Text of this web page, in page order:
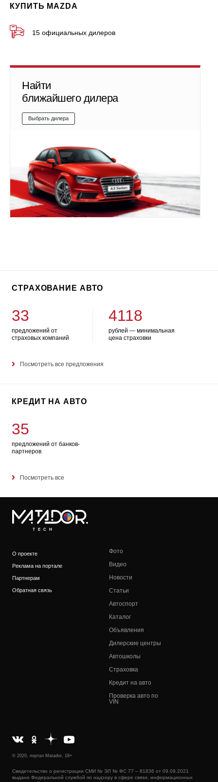
КУПИТЬ MAZDA
15 официальных дилеров
Найти
ближайшего дилера
Выбрать дилера
СТРАХОВАНИЕ АВТО
33
предложений от
страховых компаний
4118
рублей — минимальная
цена страховки
Посмотреть все предложения
КРЕДИТ НА АВТО
35
предложений от банков-
партнеров
Посмотреть все
TECH
О проекте
Реклама на портале
Партнерам
Обратная связь
Фото
Видео
Новости
Статьи
Автоспорт
Каталог
Объявления
Дилерские центры
Автошколы
Страховка
Кредит на авто
Проверка авто по
VIN
© 2020, портал Matador, 18+
Свидетельство о регистрации СМИ № ЭЛ № ФС 77 – 81836 от 09.09.2021
выдано Федеральной службой по надзору в сфере связи, информационных